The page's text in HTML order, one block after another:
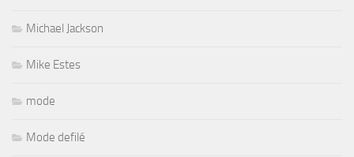
Michael Jackson
Mike Estes
mode
Mode defilé